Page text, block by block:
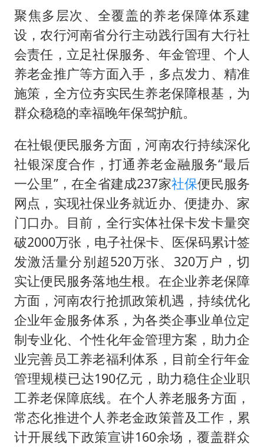
聚焦多层次、全覆盖的养老保障体系建
设，农行河南省分行主动践行国有大行社
会责任，立足社保服务、年金管理、个人
养老金推广等方面入手，多点发力、精准
施策，全方位夯实民生养老保障根基，为
群众稳稳的幸福晚年保驾护航。
在社银便民服务方面，河南农行持续深化
社银深度合作，打通养老金融服务“最后
一公里”，在全省建成237家社保便民服务
网点，实现社保业务就近办、便捷办、家
门口办。目前，全行实体社保卡发卡量突
破2000万张，电子社保卡、医保码累计签
发激活量分别超520万张、320万户，切
实让便民服务落地生根。在企业养老保障
方面，河南农行抢抓政策机遇，持续优化
企业年金服务体系，为各类企事业单位定
制专业化、个性化年金管理方案，助力企
业完善员工养老福利体系，目前全行年金
管理规模已达190亿元，助力稳住企业职
工养老保障底线。在个人养老服务方面，
常态化推进个人养老金政策普及工作，累
计开展线下政策宣讲160余场，覆盖群众